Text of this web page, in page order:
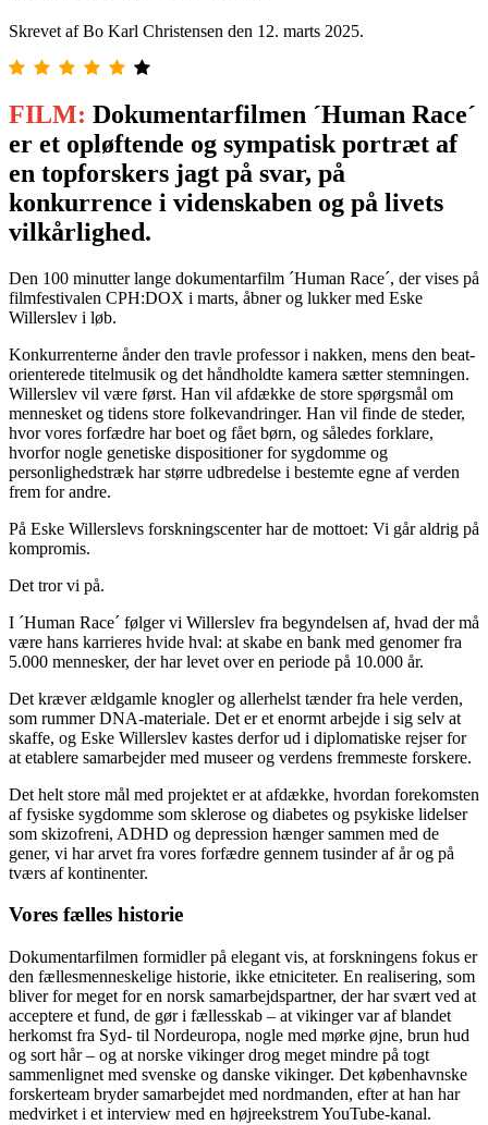
Skrevet af Bo Karl Christensen den 12. marts 2025.
FILM: Dokumentarfilmen ´Human Race´
er et opløftende og sympatisk portræt af
en topforskers jagt på svar, på
konkurrence i videnskaben og på livets
vilkårlighed.
Den 100 minutter lange dokumentarfilm ´Human Race´, der vises på
filmfestivalen CPH:DOX i marts, åbner og lukker med Eske
Willerslev i løb.
Konkurrenterne ånder den travle professor i nakken, mens den beat-
orienterede titelmusik og det håndholdte kamera sætter stemningen.
Willerslev vil være først. Han vil afdække de store spørgsmål om
mennesket og tidens store folkevandringer. Han vil finde de steder,
hvor vores forfædre har boet og fået børn, og således forklare,
hvorfor nogle genetiske dispositioner for sygdomme og
personlighedstræk har større udbredelse i bestemte egne af verden
frem for andre.
På Eske Willerslevs forskningscenter har de mottoet: Vi går aldrig på
kompromis.
Det tror vi på.
I ´Human Race´ følger vi Willerslev fra begyndelsen af, hvad der må
være hans karrieres hvide hval: at skabe en bank med genomer fra
5.000 mennesker, der har levet over en periode på 10.000 år.
Det kræver ældgamle knogler og allerhelst tænder fra hele verden,
som rummer DNA-materiale. Det er et enormt arbejde i sig selv at
skaffe, og Eske Willerslev kastes derfor ud i diplomatiske rejser for
at etablere samarbejder med museer og verdens fremmeste forskere.
Det helt store mål med projektet er at afdække, hvordan forekomsten
af fysiske sygdomme som sklerose og diabetes og psykiske lidelser
som skizofreni, ADHD og depression hænger sammen med de
gener, vi har arvet fra vores forfædre gennem tusinder af år og på
tværs af kontinenter.
Vores fælles historie
Dokumentarfilmen formidler på elegant vis, at forskningens fokus er
den fællesmenneskelige historie, ikke etniciteter. En realisering, som
bliver for meget for en norsk samarbejdspartner, der har svært ved at
acceptere et fund, de gør i fællesskab – at vikinger var af blandet
herkomst fra Syd- til Nordeuropa, nogle med mørke øjne, brun hud
og sort hår – og at norske vikinger drog meget mindre på togt
sammenlignet med svenske og danske vikinger. Det københavnske
forskerteam bryder samarbejdet med nordmanden, efter at han har
medvirket i et interview med en højreekstrem YouTube-kanal.